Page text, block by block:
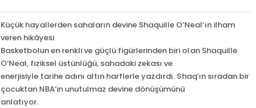
Küçük hayallerden sahaların devine Shaquille O’Neal’ın ilham
veren hikâyesi
Basketbolun en renkli ve güçlü figürlerinden biri olan Shaquille
O’Neal, fiziksel üstünlüğü, sahadaki zekası ve
enerjisiyle tarihe adını altın harflerle yazdırdı. Shaq’ın sıradan bir
çocuktan NBA’in unutulmaz devine dönüşümünü
anlatıyor.